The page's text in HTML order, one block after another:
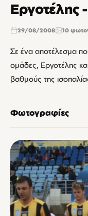
Εργοτέλης
29/08/2008 10
Σε ένα αποτέλεσμα
ομάδες, Εργοτέλης
βαθμούς της
Φωτογραφίες